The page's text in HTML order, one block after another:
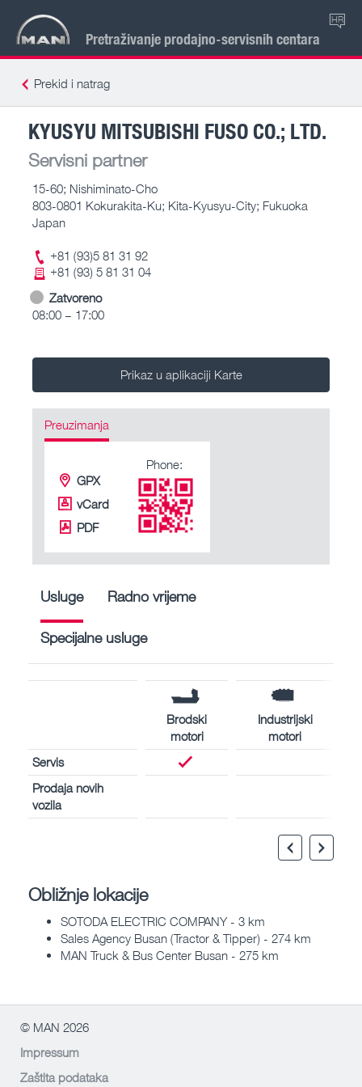
Pretraživanje prodajno-servisnih centara
HR
Prekid i natrag
KYUSYU MITSUBISHI FUSO CO.; LTD.
Servisni partner
15-60; Nishiminato-Cho
803-0801 Kokurakita-Ku; Kita-Kyusyu-City; Fukuoka
Japan
+81 (93)5 81 31 92
+81 (93) 5 81 31 04
Zatvoreno
08:00 – 17:00
Prikaz u aplikaciji Karte
Preuzimanja
GPX
vCard
PDF
Phone:
Usluge Radno vrijeme
Specijalne usluge
Brodski
motori
Industrijski
motori
Servis
Prodaja novih
vozila
Obližnje lokacije
SOTODA ELECTRIC COMPANY - 3 km
Sales Agency Busan (Tractor & Tipper) - 274 km
MAN Truck & Bus Center Busan - 275 km
© MAN 2026
Impressum
Zaštita podataka